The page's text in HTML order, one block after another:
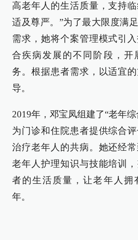
高老年人的生活质量，支持
适及尊严。”为了最大限度满
需求，她将个案管理模式引
合疾病发展的不同阶段，开
务。根据患者需求，以适宜
导。
2019年，邓宝凤组建了“老年综
为门诊和住院患者提供综合
治疗老年人的共病。她还经
老年人护理知识与技能培训
者的生活质量，让老年人拥
年。